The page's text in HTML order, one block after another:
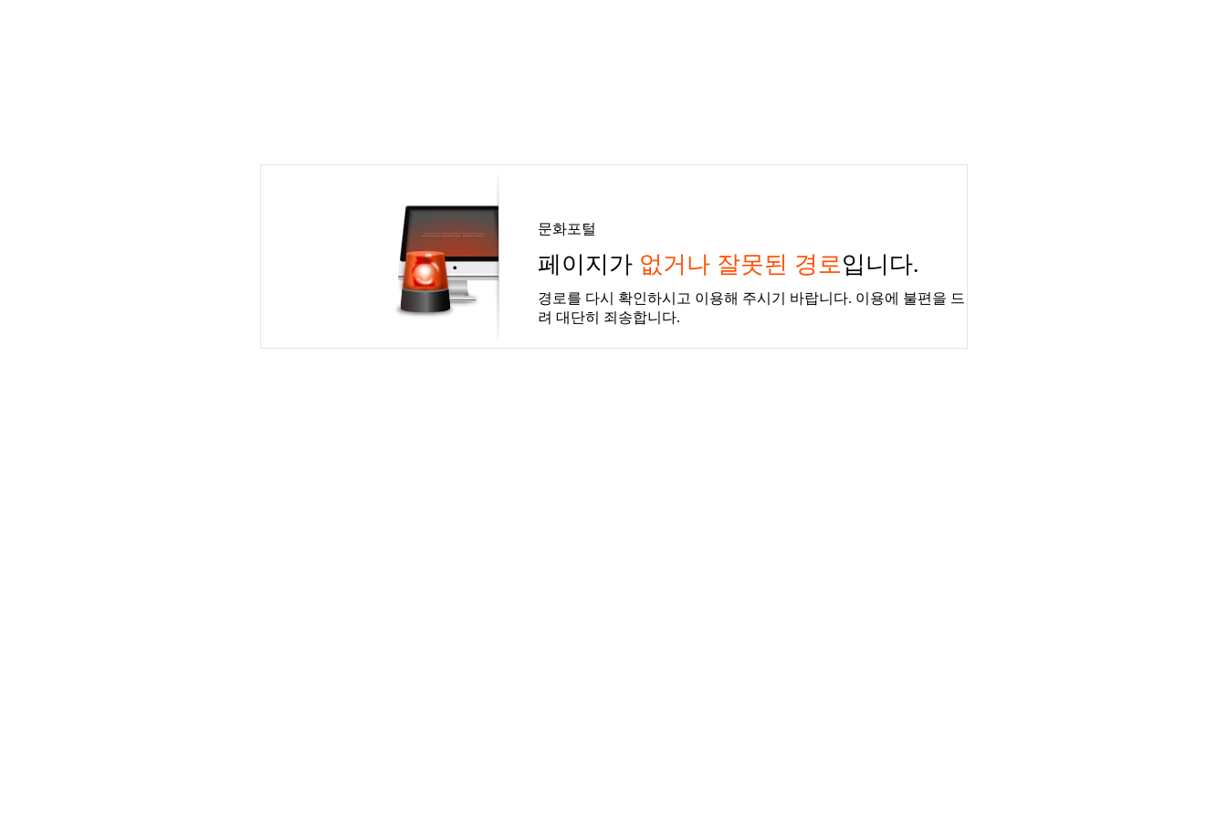
문화포털
페이지가 없거나 잘못된 경로입니다.
경로를 다시 확인하시고 이용해 주시기 바랍니다. 이용에 불편을 드
려 대단히 죄송합니다.